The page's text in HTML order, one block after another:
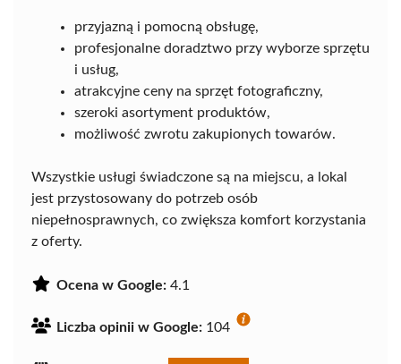
przyjazną i pomocną obsługę,
profesjonalne doradztwo przy wyborze sprzętu
i usług,
atrakcyjne ceny na sprzęt fotograficzny,
szeroki asortyment produktów,
możliwość zwrotu zakupionych towarów.
Wszystkie usługi świadczone są na miejscu, a lokal
jest przystosowany do potrzeb osób
niepełnosprawnych, co zwiększa komfort korzystania
z oferty.
Ocena w Google: 4.1
Liczba opinii w Google: 104